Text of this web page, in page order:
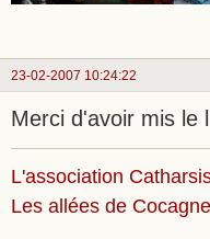
23-02-2007 10:24:22
Merci d'avoir mis le
L'association
Les allées de